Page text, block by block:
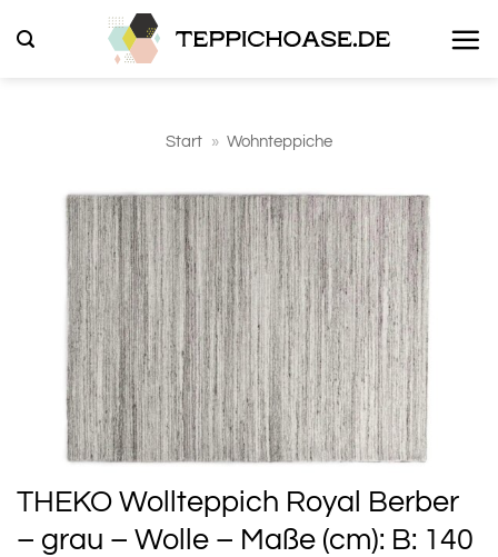
Inhalt
Start » Wohnteppiche
THEKO Wollteppich Royal Berber
– grau – Wolle – Maße (cm): B: 140